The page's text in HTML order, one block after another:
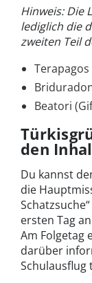
Hinweis: Die
lediglich die
zweiten Teil
Beatori
den
Du kannst
die
ersten Tag
Am Folgetag
darüber
Schulausflug